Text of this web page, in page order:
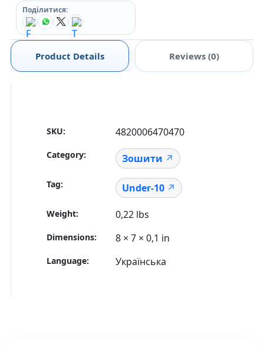
Поділитися:
Product Details Reviews (0)
SKU: 4820006470470
Category: Зошити
Tag: Under-10
Weight 0,22 lbs
Dimensions 8 × 7 × 0,1 in
Language Українська